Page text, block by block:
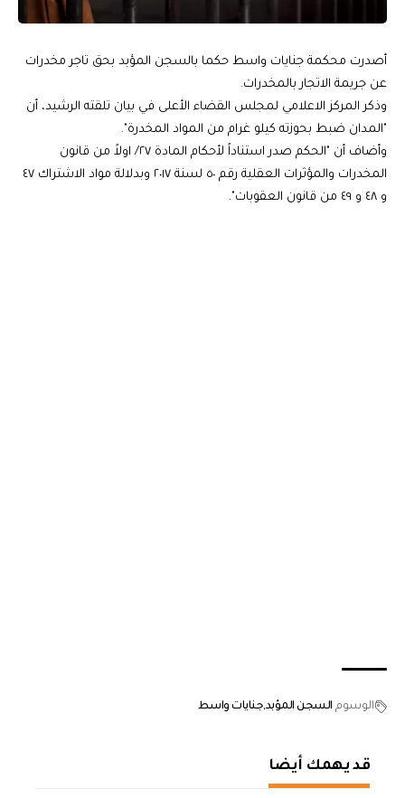
أصدرت محكمة جنايات واسط حكما بالسجن المؤبد بحق تاجر مخدرات
عن جريمة الاتجار بالمخدرات.
وذكر المركز الاعلامي لمجلس القضاء الأعلى في بيان تلقته الرشيد، أن
"المدان ضبط بحوزته كيلو غرام من المواد المخدرة".
وأضاف أن "الحكم صدر استناداً لأحكام المادة ٢٧/ اولاً من قانون
المخدرات والمؤثرات العقلية رقم ٥٠ لسنة ٢٠١٧ وبدلالة مواد الاشتراك ٤٧
و ٤٨ و ٤٩ من قانون العقوبات".
الوسوم السجن المؤبدجنايات واسط
قد يهمك أيضا